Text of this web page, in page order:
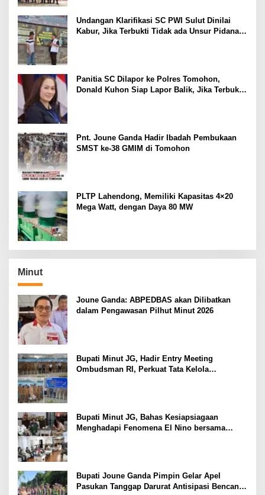
Undangan Klarifikasi SC PWI Sulut Dinilai
Kabur, Jika Terbukti Tidak ada Unsur Pidana
Panitia SC Dilapor ke Polres Tomohon,
Donald Kuhon Siap Lapor Balik, Jika Terbukti
Pnt. Joune Ganda Hadir Ibadah Pembukaan
SMST ke-38 GMIM di Tomohon
PLTP Lahendong, Memiliki Kapasitas 4×20
Mega Watt, dengan Daya 80 MW
Minut
Joune Ganda: ABPEDBAS akan Dilibatkan
dalam Pengawasan Pilhut Minut 2026
Bupati Minut JG, Hadir Entry Meeting
Ombudsman RI, Perkuat Tata Kelola
Bupati Minut JG, Bahas Kesiapsiagaan
Menghadapi Fenomena El Nino bersama
Bupati Joune Ganda Pimpin Gelar Apel
Pasukan Tanggap Darurat Antisipasi Bencana